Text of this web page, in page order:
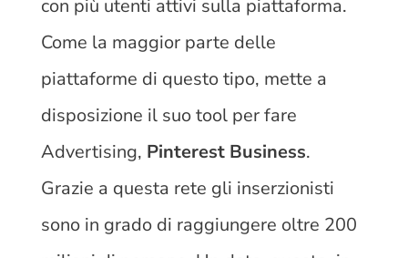
con più utenti attivi sulla piattaforma.
Come la maggior parte delle
piattaforme di questo tipo, mette a
disposizione il suo tool per fare
Advertising, Pinterest Business.
Grazie a questa rete gli inserzionisti
sono in grado di raggiungere oltre 200